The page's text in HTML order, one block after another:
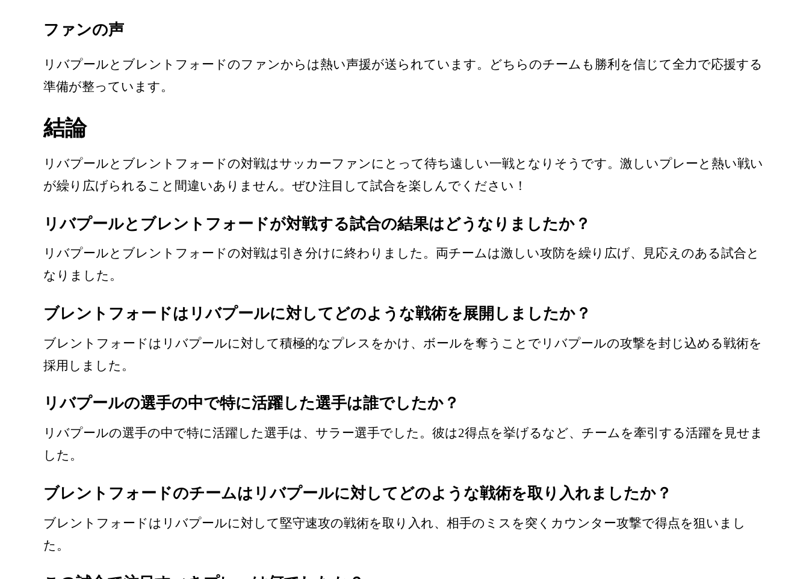
ファンの声
リバプールとブレントフォードのファンからは熱い声援が送られています。どちらのチームも勝利を信じて全力で応援する
準備が整っています。
結論
リバプールとブレントフォードの対戦はサッカーファンにとって待ち遠しい一戦となりそうです。激しいプレーと熱い戦い
が繰り広げられること間違いありません。ぜひ注目して試合を楽しんでください！
リバプールとブレントフォードが対戦する試合の結果はどうなりましたか？
リバプールとブレントフォードの対戦は引き分けに終わりました。両チームは激しい攻防を繰り広げ、見応えのある試合と
なりました。
ブレントフォードはリバプールに対してどのような戦術を展開しましたか？
ブレントフォードはリバプールに対して積極的なプレスをかけ、ボールを奪うことでリバプールの攻撃を封じ込める戦術を
採用しました。
リバプールの選手の中で特に活躍した選手は誰でしたか？
リバプールの選手の中で特に活躍した選手は、サラー選手でした。彼は2得点を挙げるなど、チームを牽引する活躍を見せま
した。
ブレントフォードのチームはリバプールに対してどのような戦術を取り入れましたか？
ブレントフォードはリバプールに対して堅守速攻の戦術を取り入れ、相手のミスを突くカウンター攻撃で得点を狙いまし
た。